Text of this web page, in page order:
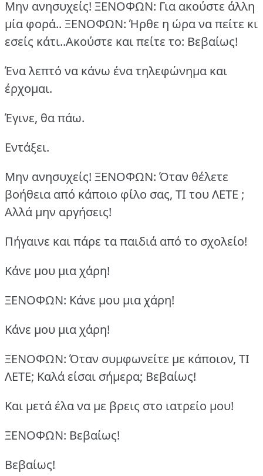
Μην ανησυχείς! ΞΕΝΟΦΩΝ: Για ακούστε άλλη
μία φορά.. ΞΕΝΟΦΩΝ: Ήρθε η ώρα να πείτε κι
εσείς κάτι..Ακούστε και πείτε το: Βεβαίως!
Ένα λεπτό να κάνω ένα τηλεφώνημα και
έρχομαι.
Έγινε, θα πάω.
Εντάξει.
Μην ανησυχείς! ΞΕΝΟΦΩΝ: Όταν θέλετε
βοήθεια από κάποιο φίλο σας, ΤΙ του ΛΕΤΕ ;
Αλλά μην αργήσεις!
Πήγαινε και πάρε τα παιδιά από το σχολείο!
Kάνε μου μια χάρη!
ΞΕΝΟΦΩΝ: Kάνε μου μια χάρη!
Kάνε μου μια χάρη!
ΞΕΝΟΦΩΝ: Όταν συμφωνείτε με κάποιον, ΤΙ
ΛΕΤΕ; Καλά είσαι σήμερα; Βεβαίως!
Και μετά έλα να με βρεις στο ιατρείο μου!
ΞΕΝΟΦΩΝ: Βεβαίως!
Βεβαίως!